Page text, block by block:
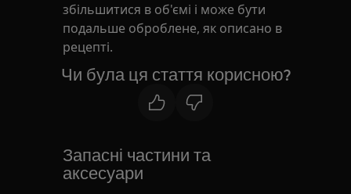
збільшитися в об'ємі і може бути
подальше оброблене, як описано в
рецепті.
Чи була ця стаття корисною?
Запасні частини та
аксесуари